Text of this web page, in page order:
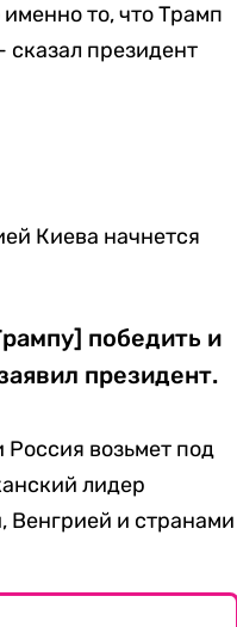
то, что Трамп
сказал президент
Киева начнется
победить и
президент.
Россия возьмет под
лидер
Венгрией и странами